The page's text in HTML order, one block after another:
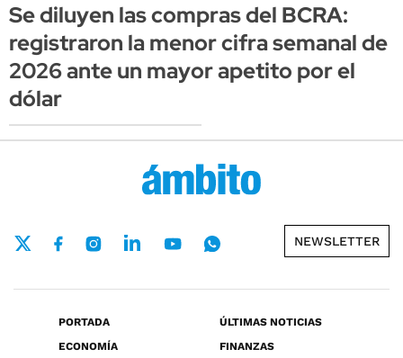
Se diluyen las compras del BCRA:
registraron la menor cifra semanal de
2026 ante un mayor apetito por el
dólar
NEWSLETTER
PORTADA
ÚLTIMAS NOTICIAS
ECONOMÍA
FINANZAS